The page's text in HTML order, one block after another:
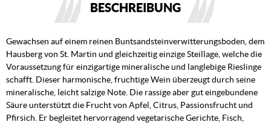
BESCHREIBUNG
Gewachsen auf einem reinen Buntsandsteinverwitterungsboden, dem
Hausberg von St. Martin und gleichzeitig einzige Steillage, welche die
Voraussetzung für einzigartige mineralische und langlebige Rieslinge
schafft. Dieser harmonische, fruchtige Wein überzeugt durch seine
mineralische, leicht salzige Note. Die rassige aber gut eingebundene
Säure unterstützt die Frucht von Apfel, Citrus, Passionsfrucht und
Pfirsich. Er begleitet hervorragend vegetarische Gerichte, Fisch,